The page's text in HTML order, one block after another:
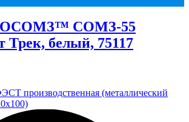
СОМЗ-55
Трек, белый, 75117